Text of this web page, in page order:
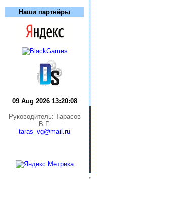
Наши партнёры
09 Aug 2026 13:20:08
Руководитель: Тарасов
В.Г.
taras_vg@mail.ru